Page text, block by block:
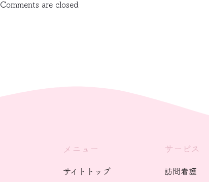
Comments are closed
メニュー
サイトトップ
サービス
訪問看護